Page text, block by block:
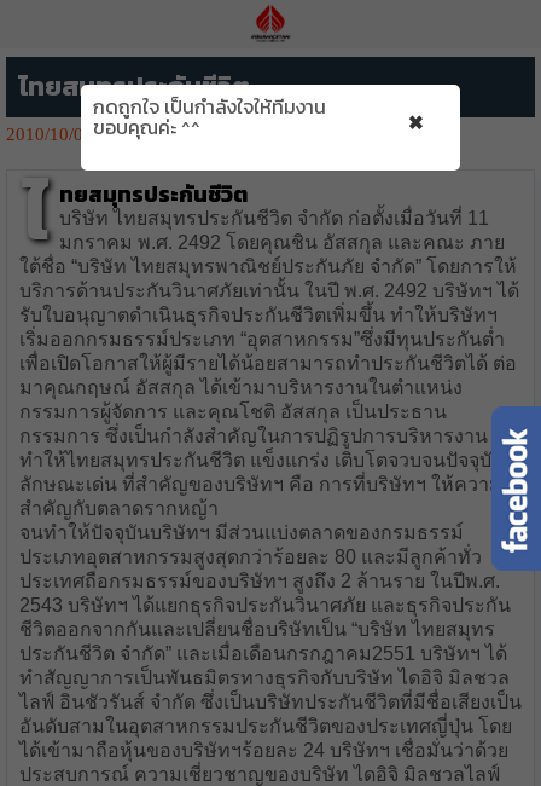
ไทยสมุทรประกันชีวิต
2010/10/014116👁️‍🗨️
ไ ทยสมุทรประกันชีวิต
บริษัท ไทยสมุทรประกันชีวิต จำกัด ก่อตั้งเมื่อวันที่ 11
มกราคม พ.ศ. 2492 โดยคุณชิน อัสสกุล และคณะ ภาย
ใต้ชื่อ “บริษัท ไทยสมุทรพาณิชย์ประกันภัย จำกัด” โดยการให้
บริการด้านประกันวินาศภัยเท่านั้น ในปี พ.ศ. 2492 บริษัทฯ ได้
รับใบอนุญาตดำเนินธุรกิจประกันชีวิตเพิ่มขึ้น ทำให้บริษัทฯ
เริ่มออกกรมธรรม์ประเภท “อุตสาหกรรม”ซึ่งมีทุนประกันต่ำ
เพื่อเปิดโอกาสให้ผู้มีรายได้น้อยสามารถทำประกันชีวิตได้ ต่อ
มาคุณกฤษณ์ อัสสกุล ได้เข้ามาบริหารงานในตำแหน่ง
กรรมการผู้จัดการ และคุณโชติ อัสสกุล เป็นประธาน
กรรมการ ซึ่งเป็นกำลังสำคัญในการปฏิรูปการบริหารงาน
ทำให้ไทยสมุทรประกันชีวิต แข็งแกร่ง เติบโตจวบจนปัจจุบัน
ลักษณะเด่น ที่สำคัญของบริษัทฯ คือ การที่บริษัทฯ ให้ความ
สำคัญกับตลาดรากหญ้า
จนทำให้ปัจจุบันบริษัทฯ มีส่วนแบ่งตลาดของกรมธรรม์
ประเภทอุตสาหกรรมสูงสุดกว่าร้อยละ 80 และมีลูกค้าทั่ว
ประเทศถือกรมธรรม์ของบริษัทฯ สูงถึง 2 ล้านราย ในปีพ.ศ.
2543 บริษัทฯ ได้แยกธุรกิจประกันวินาศภัย และธุรกิจประกัน
ชีวิตออกจากกันและเปลี่ยนชื่อบริษัทเป็น “บริษัท ไทยสมุทร
ประกันชีวิต จำกัด” และเมื่อเดือนกรกฎาคม2551 บริษัทฯ ได้
ทำสัญญาการเป็นพันธมิตรทางธุรกิจกับบริษัท ไดอิจิ มิลชวล
ไลฟ์ อินชัวรันส์ จำกัด ซึ่งเป็นบริษัทประกันชีวิตที่มีชื่อเสียงเป็น
อันดับสามในอุตสาหกรรมประกันชีวิตของประเทศญี่ปุ่น โดย
ได้เข้ามาถือหุ้นของบริษัทฯร้อยละ 24 บริษัทฯ เชื่อมั่นว่าด้วย
ประสบการณ์ ความเชี่ยวชาญของบริษัท ไดอิจิ มิลชวลไลฟ์
กดถูกใจ เป็นกำลังใจให้ทีมงาน
ขอบคุณค่ะ ^^ ×